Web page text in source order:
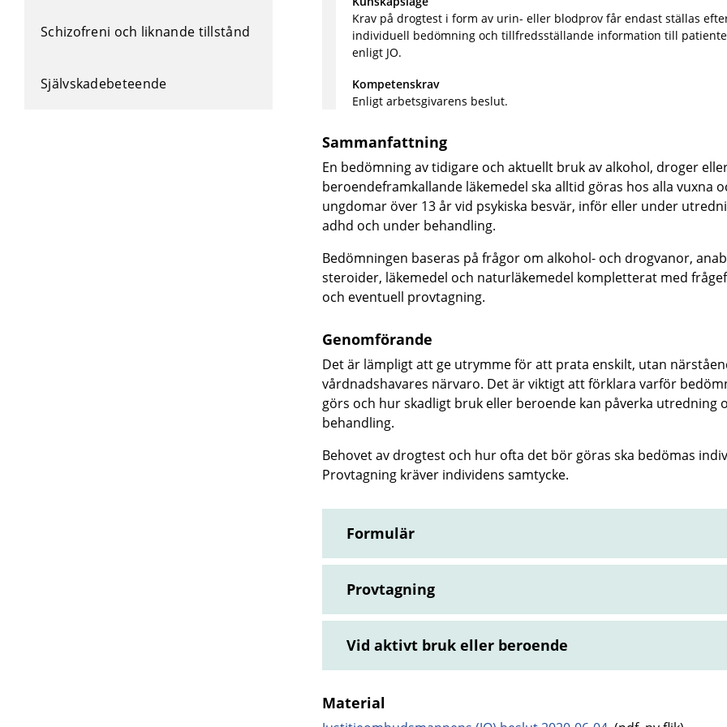
Schizofreni och liknande tillstånd
Självskadebeteende
Krav på drogtest i form av urin- eller blodprov får endast ställas
individuell bedömning och tillfredsställande information till
enligt JO.
Kompetenskrav
Enligt arbetsgivarens beslut.
Sammanfattning
En bedömning av tidigare och aktuellt bruk av alkohol, droger
beroendeframkallande läkemedel ska alltid göras hos alla vuxna
ungdomar över 13 år vid psykiska besvär, inför eller under
adhd och under behandling.
Bedömningen baseras på frågor om alkohol- och drogvanor,
steroider, läkemedel och naturläkemedel kompletterat med
och eventuell provtagning.
Genomförande
Det är lämpligt att ge utrymme för att prata enskilt, utan
vårdnadshavares närvaro. Det är viktigt att förklara varför
görs och hur skadligt bruk eller beroende kan påverka utredning
behandling.
Behovet av drogtest och hur ofta det bör göras ska bedömas
Provtagning kräver individens samtycke.
Formulär
Provtagning
Vid aktivt bruk eller beroende
Material